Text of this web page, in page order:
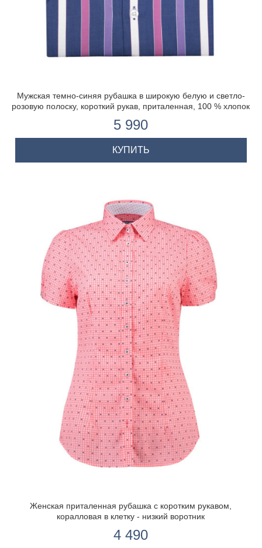
Мужская темно-синяя рубашка в широкую белую и светло-
розовую полоску, короткий рукав, приталенная, 100 % хлопок
5 990
КУПИТЬ
Женская приталенная рубашка с коротким рукавом,
коралловая в клетку - низкий воротник
4 490